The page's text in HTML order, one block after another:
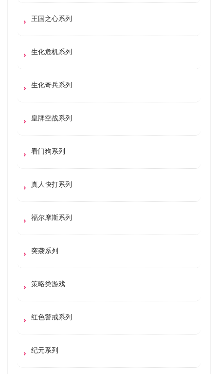
王国之心系列
生化危机系列
生化奇兵系列
皇牌空战系列
看门狗系列
真人快打系列
福尔摩斯系列
突袭系列
策略类游戏
红色警戒系列
纪元系列